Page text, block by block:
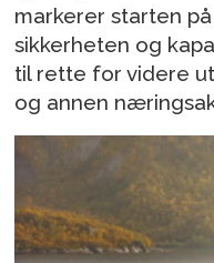
markerer starten
sikkerheten og
til rette for videre
og annen